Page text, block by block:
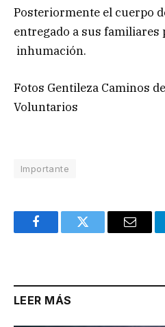
Posteriormente el cuerpo
entregado a sus familiares
inhumación.
Fotos Gentileza Caminos
Voluntarios
Importante
FacebookTwitter Email
LEER MÁS